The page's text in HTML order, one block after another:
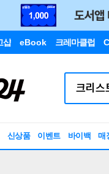
샵 eBook 크레마클럽
신상품 이벤트 바이백 매